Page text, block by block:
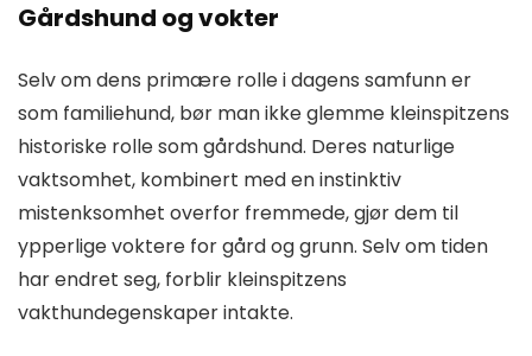
Gårdshund og vokter
Selv om dens primære rolle i dagens samfunn er
som familiehund, bør man ikke glemme kleinspitzens
historiske rolle som gårdshund. Deres naturlige
vaktsomhet, kombinert med en instinktiv
mistenksomhet overfor fremmede, gjør dem til
ypperlige voktere for gård og grunn. Selv om tiden
har endret seg, forblir kleinspitzens
vakthundegenskaper intakte.